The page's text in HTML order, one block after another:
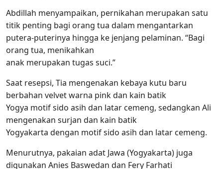
Abdillah menyampaikan, pernikahan merupakan satu
titik penting bagi orang tua dalam mengantarkan
putera-puterinya hingga ke jenjang pelaminan. “Bagi
orang tua, menikahkan
anak merupakan tugas suci.”
Saat resepsi, Tia mengenakan kebaya kutu baru
berbahan velvet warna pink dan kain batik
Yogya motif sido asih dan latar cemeng, sedangkan Ali
mengenakan surjan dan kain batik
Yogyakarta dengan motif sido asih dan latar cemeng.
Menurutnya, pakaian adat Jawa (Yogyakarta) juga
digunakan Anies Baswedan dan Fery Farhati